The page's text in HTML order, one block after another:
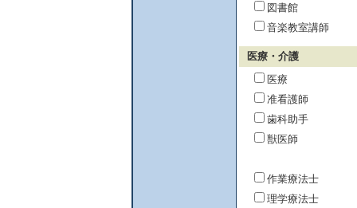
図書館
音楽教室講師
医療・介護
医療
准看護師
歯科助手
獣医師
作業療法士
理学療法士